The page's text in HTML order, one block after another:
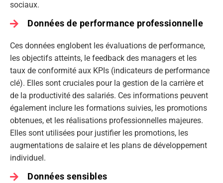
sociaux.
Données de performance professionnelle
Ces données englobent les évaluations de performance,
les objectifs atteints, le feedback des managers et les
taux de conformité aux KPIs (indicateurs de performance
clé). Elles sont cruciales pour la gestion de la carrière et
de la productivité des salariés. Ces informations peuvent
également inclure les formations suivies, les promotions
obtenues, et les réalisations professionnelles majeures.
Elles sont utilisées pour justifier les promotions, les
augmentations de salaire et les plans de développement
individuel.
Données sensibles